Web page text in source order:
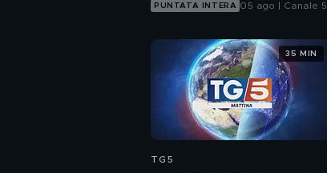
PUNTATA INTERA 05 ago | Canale 5
TG5
35 MIN